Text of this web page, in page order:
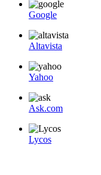
Google
Altavista
Yahoo
Ask.com
Lycos